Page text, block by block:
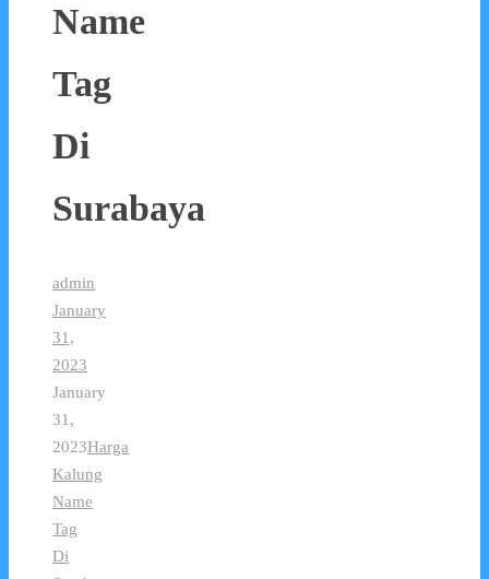
Name
Tag
Di
Surabaya
admin
January
31,
2023
January
31,
2023Harga
Kalung
Name
Tag
Di